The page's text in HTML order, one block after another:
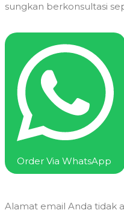
sungkan berkonsultasi
Order Via WhatsApp
Navigasi
pos
Alamat email Anda tidak